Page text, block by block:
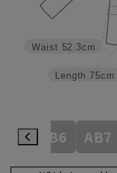
Length 75cm
Waist 52.3cm
AB6 AB7